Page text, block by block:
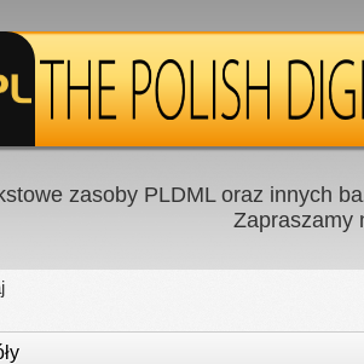
zasoby PLDML oraz innych
Zapraszamy